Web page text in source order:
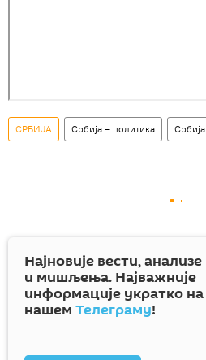
СРБИЈА Србија – политика Србија
Најновије вести, анализе
и мишљења. Најважније
информације укратко на
нашем Телеграму!